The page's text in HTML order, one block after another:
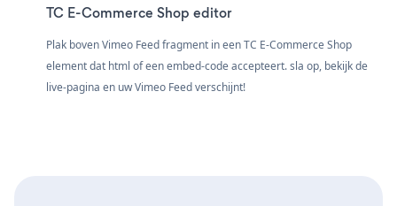
TC E-Commerce Shop editor
Plak boven Vimeo Feed fragment in een TC E-Commerce Shop
element dat html of een embed-code accepteert. sla op, bekijk de
live-pagina en uw Vimeo Feed verschijnt!